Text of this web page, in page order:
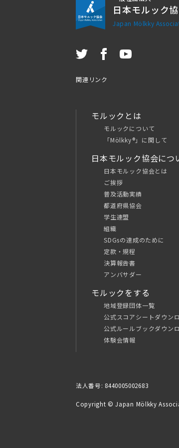
日本モルック
Japan Mölkky
関連リンク
モルックとは
モルックについて
「Mölkky®」に関して
日本モルック協会につ
日本モルック協会とは
ご挨拶
普及活動実績
都道府県協会
学生連盟
組織
SDGsの達成のために
定款・規程
決算報告書
アンバサダー
モルックをする
地域登録団体一覧
公式スコアシートダウン
公式ルールブックダウン
体験会情報
法人番号: 8440005002683
Copyright © Japan Mölkky